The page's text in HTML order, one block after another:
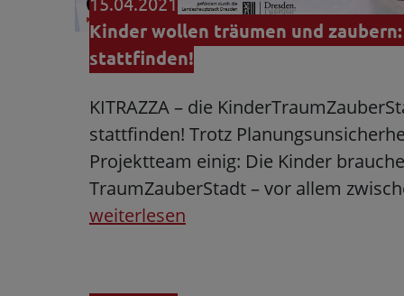
Kinder wollen träumen und
stattfinden!
KITRAZZA – die
stattfinden! Trotz
Projektteam einig: Die Kinder
TraumZauberStadt – vor allem
weiterlesen